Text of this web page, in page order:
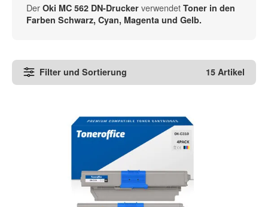
Der Oki MC 562 DN-Drucker verwendet Toner in den
Farben Schwarz, Cyan, Magenta und Gelb.
Filter und Sortierung 15 Artikel